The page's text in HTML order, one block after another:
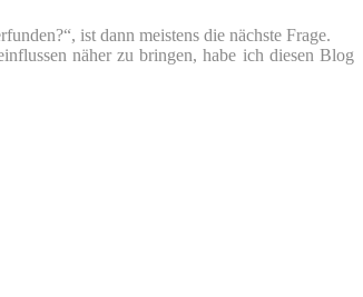
ist dann meistens die nächste Frage.
näher zu bringen, habe ich diesen Blog